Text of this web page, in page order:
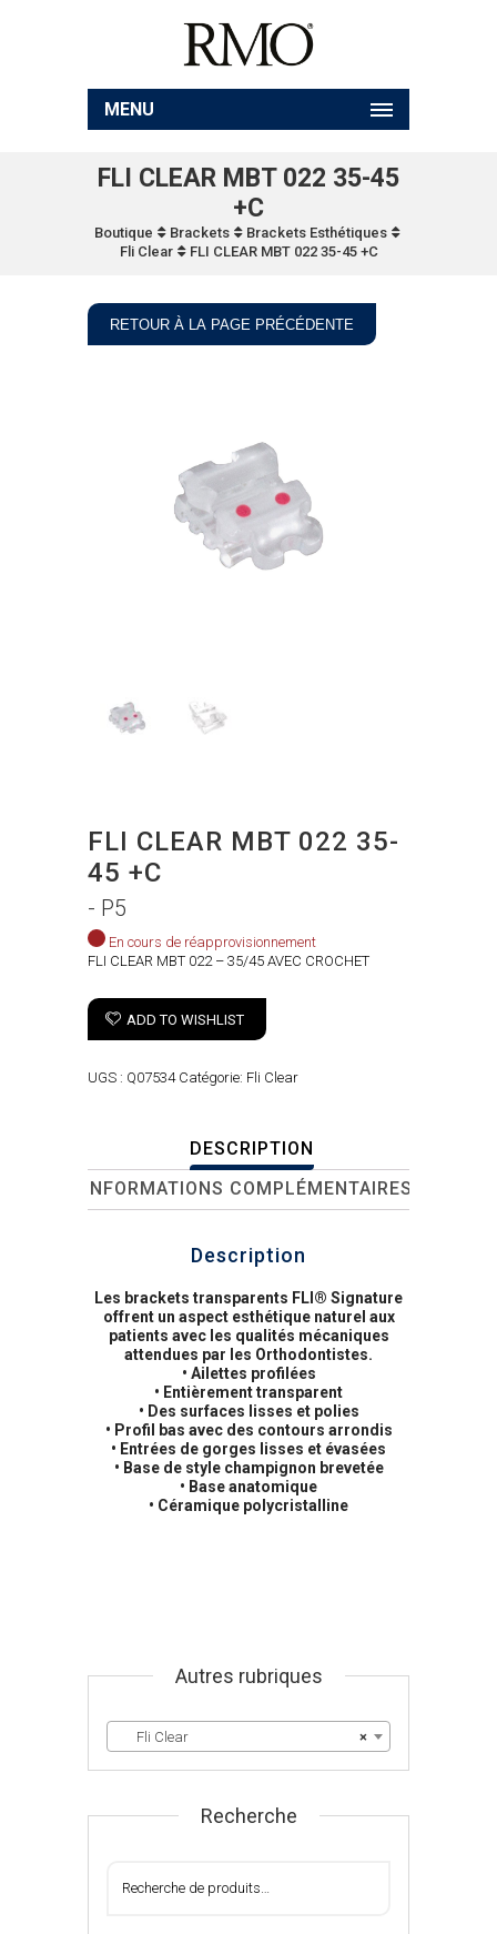
MENU
FLI CLEAR MBT 022 35-45
+C
Boutique Brackets
Brackets Esthétiques
Fli Clear
FLI CLEAR MBT 022 35-45 +C
RETOUR À LA PAGE PRÉCÉDENTE
FLI CLEAR MBT 022 35-
45 +C
- P5
En cours de réapprovisionnement
FLI CLEAR MBT 022 – 35/45 AVEC CROCHET
ADD TO WISHLIST
UGS : Q07534 Catégorie: Fli Clear
DESCRIPTION
INFORMATIONS COMPLÉMENTAIRES
Description
Les brackets transparents FLI® Signature
offrent un aspect esthétique naturel aux
patients avec les qualités mécaniques
attendues par les Orthodontistes.
• Ailettes profilées
• Entièrement transparent
• Des surfaces lisses et polies
• Profil bas avec des contours arrondis
• Entrées de gorges lisses et évasées
• Base de style champignon brevetée
• Base anatomique
• Céramique polycristalline
Autres rubriques
×
Fli Clear
Recherche